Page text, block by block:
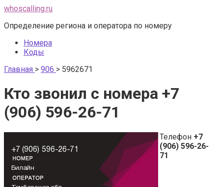
Перейти
контенту
whoscalling.ru
Определение региона и оператора по номеру
Номера
Коды
Главная > 906 > 5962671
Кто звонил с номера +7
(906) 596-26-71
Телефон +7
(906) 596-26-
71